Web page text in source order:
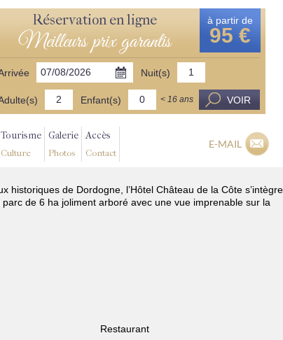
Réservation en ligne
Meilleurs prix garantis
à partir de
95 €
Nuit(s)
Enfant(s) < 16 ans VOIR
Tourisme
Culture
Galerie
Photos
Accès
Contact
E-MAIL
de Dordogne, l’Hôtel Château de la Côte s’intègre
de 6 ha joliment arboré avec une vue imprenable sur la
Restaurant